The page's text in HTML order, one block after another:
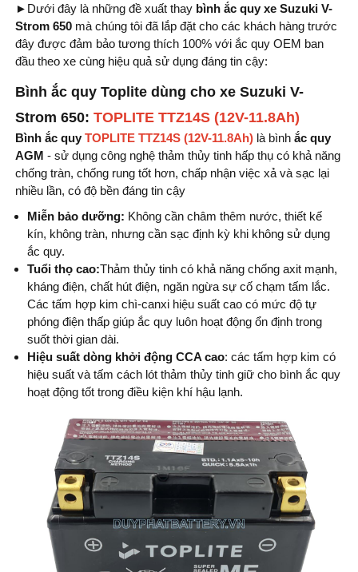
► Dưới đây là những đề xuất thay bình ắc quy xe Suzuki V-
Strom 650 mà chúng tôi đã lắp đặt cho các khách hàng trước
đây được đảm bảo tương thích 100% với ắc quy OEM ban
đầu theo xe cùng hiệu quả sử dụng đáng tin cậy:
Bình ắc quy Toplite dùng cho xe Suzuki V-
Strom 650: TOPLITE TTZ14S (12V-11.8Ah)
Bình ắc quy TOPLITE TTZ14S (12V-11.8Ah) là bình ắc quy
AGM - sử dụng công nghệ thảm thủy tinh hấp thụ có khả năng
chống tràn, chống rung tốt hơn, chấp nhận việc xả và sạc lại
nhiều lần, có độ bền đáng tin cậy
Miễn bảo dưỡng: Không cần châm thêm nước, thiết kế
kín, không tràn, nhưng cần sạc định kỳ khi không sử dụng
ắc quy.
Tuổi thọ cao:Thảm thủy tinh có khả năng chống axit mạnh,
kháng điện, chất hút điện, ngăn ngừa sự cố chạm tấm lắc.
Các tấm hợp kim chì-canxi hiệu suất cao có mức độ tự
phóng điện thấp giúp ắc quy luôn hoạt động ổn định trong
suốt thời gian dài.
Hiệu suất dòng khởi động CCA cao: các tấm hợp kim có
hiệu suất và tấm cách lót thảm thủy tinh giữ cho bình ắc quy
hoạt động tốt trong điều kiện khí hậu lạnh.